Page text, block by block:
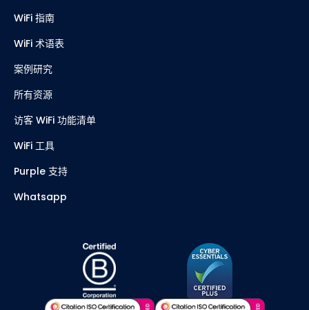
WiFi 指南
WiFi 术语表
案例研究
所有资源
访客 WiFi 功能清单
WiFi 工具
Purple 支持
Whatsapp